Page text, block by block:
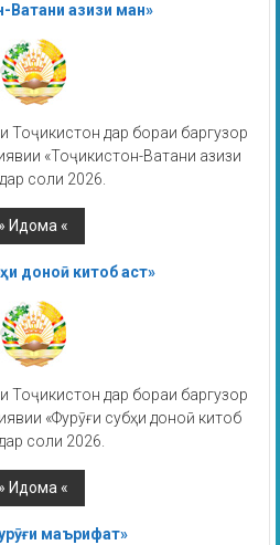
Ватани азизи ман»
Тоҷикистон дар бораи баргузор
«Тоҷикистон-Ватани азизи
соли 2026.
доноӣ китоб аст»
Тоҷикистон дар бораи баргузор
«Фурӯғи субҳи доноӣ китоб
соли 2026.
маърифат»